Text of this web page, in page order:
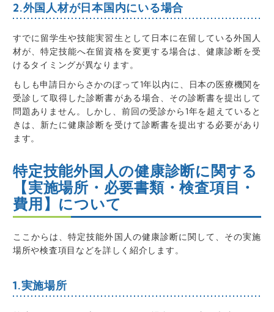
2.外国人材が日本国内にいる場合
すでに留学生や技能実習生として日本に在留している外国人
材が、特定技能へ在留資格を変更する場合は、健康診断を受
けるタイミングが異なります。
もしも申請日からさかのぼって1年以内に、日本の医療機関を
受診して取得した診断書がある場合、その診断書を提出して
問題ありません。しかし、 前回の受診から1年を超えていると
きは、新たに健康診断を受けて診断書を提出する必要があり
ます。
特定技能外国人の健康診断に関する
【実施場所・必要書類・検査項目・
費用】について
ここからは、特定技能外国人の健康診断に関して、その実施
場所や検査項目などを詳しく紹介します。
1.実施場所